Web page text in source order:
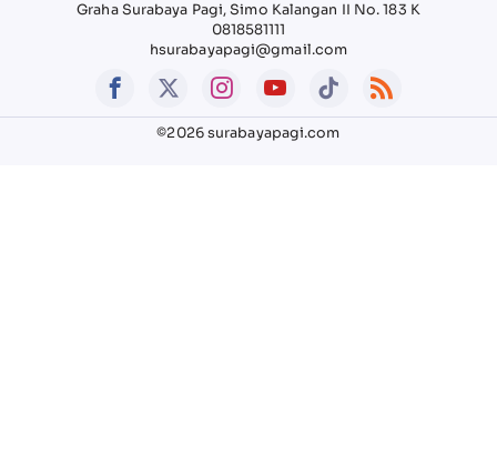
Graha Surabaya Pagi, Simo Kalangan II No. 183 K
0818581111
hsurabayapagi@gmail.com
©2026 surabayapagi.com